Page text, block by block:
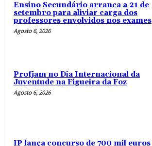
Ensino Secundário arranca a 21 de
setembro para aliviar carga dos
professores envolvidos nos exames
Agosto 6, 2026
Profjam no Dia Internacional da
Juventude na Figueira da Foz
Agosto 6, 2026
IP lança concurso de 700 mil euros